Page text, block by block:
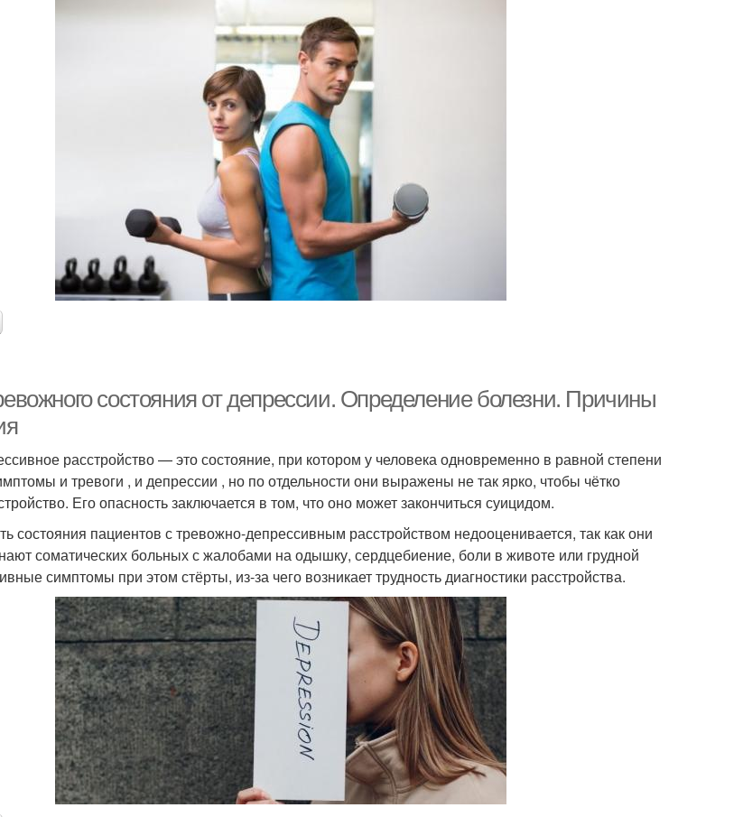
состояния от депрессии. Определение болезни. Причины
расстройство — это состояние, при котором у человека одновременно в равной степени
и тревоги , и депрессии , но по отдельности они выражены не так ярко, чтобы чётко
Его опасность заключается в том, что оно может закончиться суицидом.
состояния пациентов с тревожно-депрессивным расстройством недооценивается, так как они
соматических больных с жалобами на одышку, сердцебиение, боли в животе или грудной
симптомы при этом стёрты, из-за чего возникает трудность диагностики расстройства.